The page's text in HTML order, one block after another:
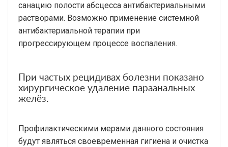
санацию полости абсцесса антибактериальными
растворами. Возможно применение системной
антибактериальной терапии при
прогрессирующем процессе воспаления.
При частых рецидивах болезни показано
хирургическое удаление параанальных
желёз.
Профилактическими мерами данного состояния
будут являться своевременная гигиена и очистка